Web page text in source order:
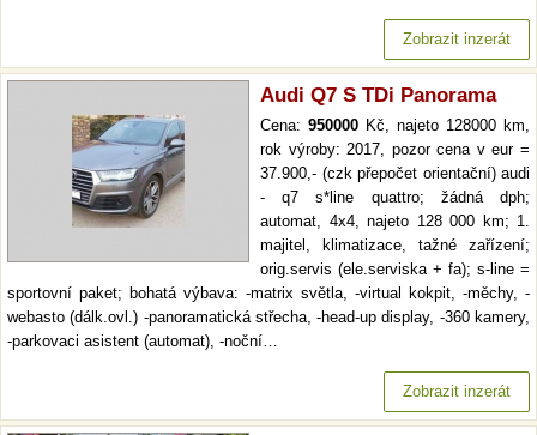
Zobrazit inzerát
Audi Q7 S TDi Panorama
Cena: 950000 Kč, najeto 128000 km,
rok výroby: 2017, pozor cena v eur =
37.900,- (czk přepočet orientační) audi
- q7 s*line quattro; žádná dph;
automat, 4x4, najeto 128 000 km; 1.
majitel, klimatizace, tažné zařízení;
orig.servis (ele.serviska + fa); s-line =
sportovní paket; bohatá výbava: -matrix světla, -virtual kokpit, -měchy, -
webasto (dálk.ovl.) -panoramatická střecha, -head-up display, -360 kamery,
-parkovaci asistent (automat), -noční…
Zobrazit inzerát